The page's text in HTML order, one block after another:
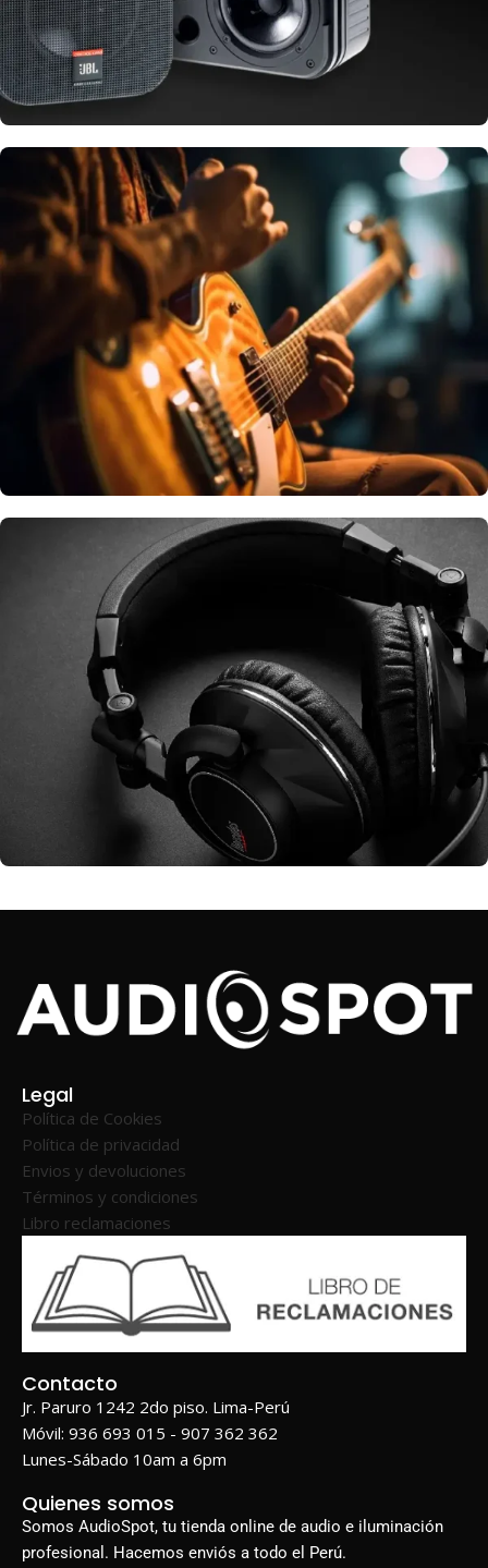
Parlantes, amplificadores y más
AUDIO COMERCIAL E
INSTALACIÓN
Guitarras, baterías, teclados y más
BANDA Y ORQUESTA
Audífonos para DJs, estudio, in-ear y más
Legal
Política de Cookies
Política de privacidad
Envios y devoluciones
Términos y condiciones
Libro reclamaciones
Contacto
Jr. Paruro 1242 2do piso. Lima-Perú
Móvil: 936 693 015 - 907 362 362
Lunes-Sábado 10am a 6pm
Quienes somos
Somos AudioSpot, tu tienda online de audio e iluminación
profesional. Hacemos enviós a todo el Perú.